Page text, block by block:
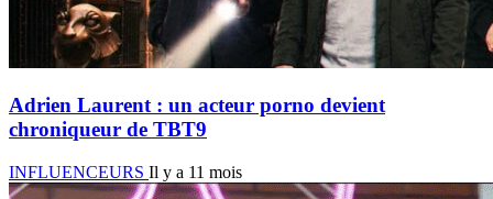
Adrien Laurent : un acteur porno devient
chroniqueur de TBT9
INFLUENCEURS Il y a 11 mois